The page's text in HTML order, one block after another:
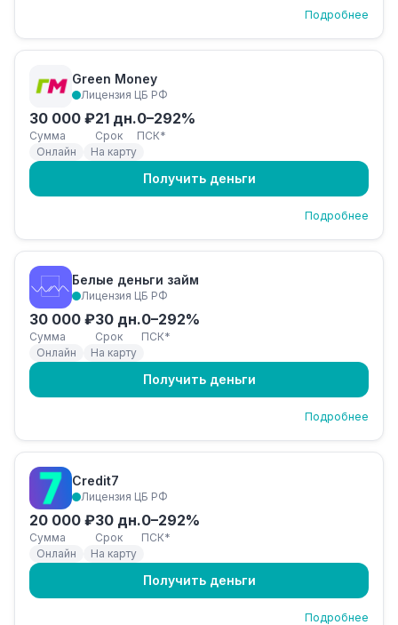
Подробнее
Green Money
Лицензия ЦБ РФ
30 000 ₽
Сумма
21 дн.
Срок
0–292%
ПСК*
Онлайн
На карту
Получить деньги
Подробнее
Белые деньги займ
Лицензия ЦБ РФ
30 000 ₽
Сумма
30 дн.
Срок
0–292%
ПСК*
Онлайн
На карту
Получить деньги
Подробнее
Credit7
Лицензия ЦБ РФ
20 000 ₽
Сумма
30 дн.
Срок
0–292%
ПСК*
Онлайн
На карту
Получить деньги
Подробнее